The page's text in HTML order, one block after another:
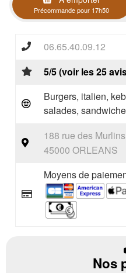
Précommande pour 17h50
06.65.40.09.12
5/5 (voir les 25
Burgers, italien,
salades,
188 rue des Murlins
45000 ORLEANS
Moyens de
Nos